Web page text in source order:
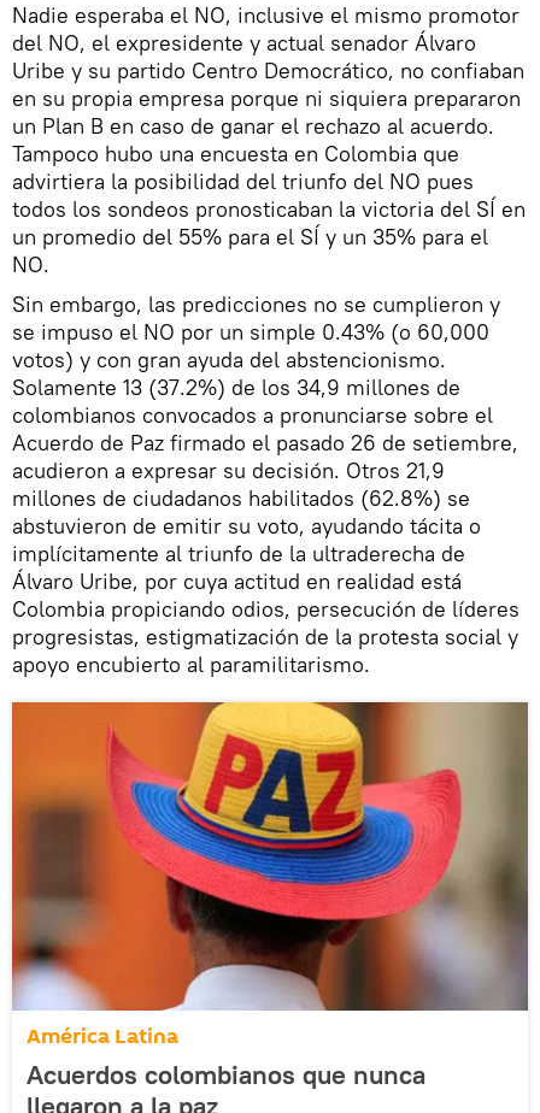
Nadie esperaba el NO, inclusive el mismo promotor
del NO, el expresidente y actual senador Álvaro
Uribe y su partido Centro Democrático, no confiaban
en su propia empresa porque ni siquiera prepararon
un Plan B en caso de ganar el rechazo al acuerdo.
Tampoco hubo una encuesta en Colombia que
advirtiera la posibilidad del triunfo del NO pues
todos los sondeos pronosticaban la victoria del SÍ en
un promedio del 55% para el SÍ y un 35% para el
NO.
Sin embargo, las predicciones no se cumplieron y
se impuso el NO por un simple 0.43% (o 60,000
votos) y con gran ayuda del abstencionismo.
Solamente 13 (37.2%) de los 34,9 millones de
colombianos convocados a pronunciarse sobre el
Acuerdo de Paz firmado el pasado 26 de setiembre,
acudieron a expresar su decisión. Otros 21,9
millones de ciudadanos habilitados (62.8%) se
abstuvieron de emitir su voto, ayudando tácita o
implícitamente al triunfo de la ultraderecha de
Álvaro Uribe, por cuya actitud en realidad está
Colombia propiciando odios, persecución de líderes
progresistas, estigmatización de la protesta social y
apoyo encubierto al paramilitarismo.
América Latina
Acuerdos colombianos que nunca
llegaron a la paz